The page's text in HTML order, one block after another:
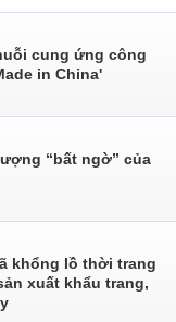
cung ứng công
in China'
“bất ngờ” của
khổng lồ thời trang
xuất khẩu trang,